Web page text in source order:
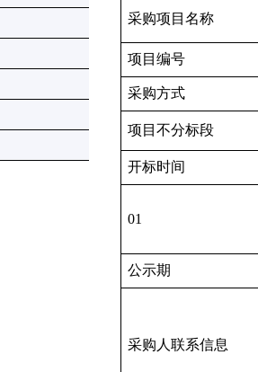
采购项目名称
项目编号
采购方式
项目不分标段
开标时间
01
公示期
采购人联系信息